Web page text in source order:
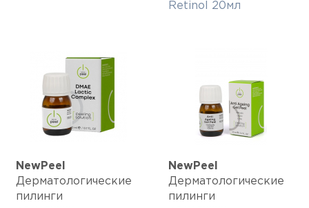
Retinol 20мл
NewPeel
Дерматологические
пилинги
NewPeel
Дерматологические
пилинги